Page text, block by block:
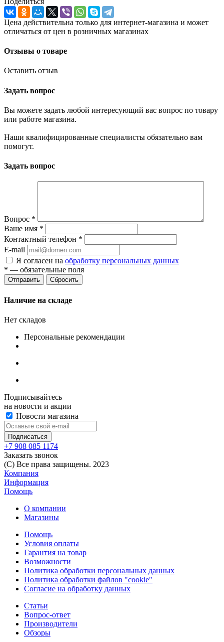
Цена действительна только для интернет-магазина и может
отличаться от цен в розничных магазинах
Отзывы о товаре
Оставить отзыв
Задать вопрос
Вы можете задать любой интересующий вас вопрос по товару
или работе магазина.
Наши квалифицированные специалисты обязательно вам
помогут.
Задать вопрос
Вопрос *
Ваше имя *
Контактный телефон *
E-mail
Я согласен на обработку персональных данных
* — обязательные поля
Сбросить
Наличие на складе
Нет складов
Персональные рекомендации
Подписывайтесь
на новости и акции
Новости магазина
+7 908 085 1174
Заказать звонок
(C) Все права защищены. 2023
Компания
Информация
Помощь
О компании
Магазины
Помощь
Условия оплаты
Гарантия на товар
Возможности
Политика обработки персональных данных
Политика обработки файлов "cookie"
Согласие на обработку данных
Статьи
Вопрос-ответ
Производители
Обзоры